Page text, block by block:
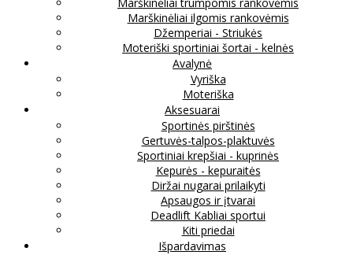
Marškinėliai ilgomis rankovėmis
Džemperiai - Striukės
Moteriški sportiniai šortai - kelnės
Avalynė
Vyriška
Moteriška
Aksesuarai
Sportinės pirštinės
Gertuvės-talpos-plaktuvės
Sportiniai krepšiai - kuprinės
Kepurės - kepuraitės
Diržai nugarai prilaikyti
Apsaugos ir įtvarai
Deadlift Kabliai sportui
Kiti priedai
Išpardavimas